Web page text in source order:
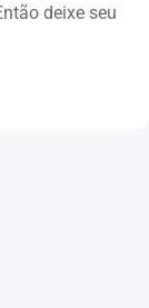
deixe seu